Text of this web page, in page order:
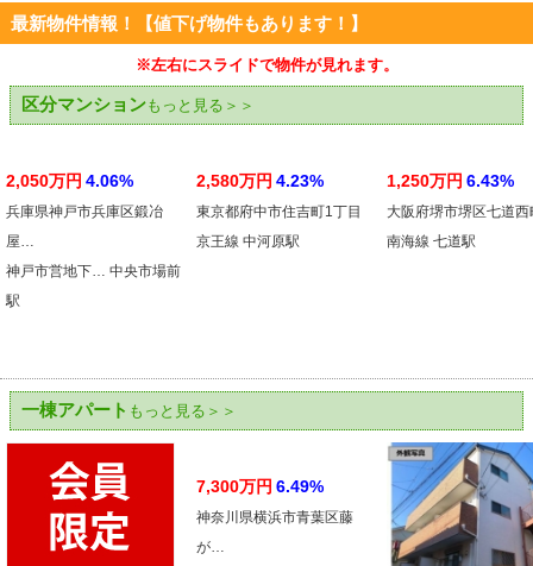
最新物件情報！【値下げ物件もあります！】
※左右にスライドで物件が見れます。
区分マンションもっと見る＞＞
2,050万円 4.06%
兵庫県神戸市兵庫区鍛冶
屋…
神戸市営地下… 中央市場前
駅
2,580万円 4.23%
東京都府中市住吉町1丁目
京王線 中河原駅
1,250万円 6.43%
大阪府堺市堺区七道西
南海線 七道駅
一棟アパート もっと見る＞＞
7,300万円 6.49%
神奈川県横浜市青葉区藤
が…